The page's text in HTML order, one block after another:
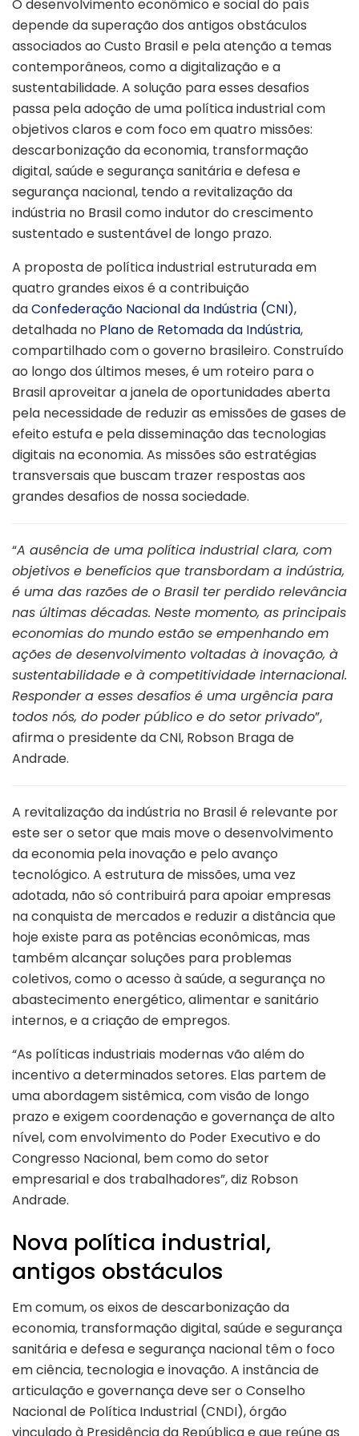
O desenvolvimento econômico e social do país
depende da superação dos antigos obstáculos
associados ao Custo Brasil e pela atenção a temas
contemporâneos, como a digitalização e a
sustentabilidade. A solução para esses desafios
passa pela adoção de uma política industrial com
objetivos claros e com foco em quatro missões:
descarbonização da economia, transformação
digital, saúde e segurança sanitária e defesa e
segurança nacional, tendo a revitalização da
indústria no Brasil como indutor do crescimento
sustentado e sustentável de longo prazo.
A proposta de política industrial estruturada em
quatro grandes eixos é a contribuição
daConfederação Nacional da Indústria (CNI),
detalhada no Plano de Retomada da Indústria,
compartilhado com o governo brasileiro. Construído
ao longo dos últimos meses, é um roteiro para o
Brasil aproveitar a janela de oportunidades aberta
pela necessidade de reduzir as emissões de gases de
efeito estufa e pela disseminação das tecnologias
digitais na economia. As missões são estratégias
transversais que buscam trazer respostas aos
grandes desafios de nossa sociedade.
“A ausência de uma política industrial clara, com
objetivos e benefícios que transbordam a indústria,
é uma das razões de o Brasil ter perdido relevância
nas últimas décadas. Neste momento, as principais
economias do mundo estão se empenhando em
ações de desenvolvimento voltadas à inovação, à
sustentabilidade e à competitividade internacional.
Responder a esses desafios é uma urgência para
todos nós, do poder público e do setor privado”,
afirma o presidente da CNI, Robson Braga de
Andrade.
A revitalização da indústria no Brasil é relevante por
este ser o setor que mais move o desenvolvimento
da economia pela inovação e pelo avanço
tecnológico. A estrutura de missões, uma vez
adotada, não só contribuirá para apoiar empresas
na conquista de mercados e reduzir a distância que
hoje existe para as potências econômicas, mas
também alcançar soluções para problemas
coletivos, como o acesso à saúde, a segurança no
abastecimento energético, alimentar e sanitário
internos, e a criação de empregos.
“As políticas industriais modernas vão além do
incentivo a determinados setores. Elas partem de
uma abordagem sistêmica, com visão de longo
prazo e exigem coordenação e governança de alto
nível, com envolvimento do Poder Executivo e do
Congresso Nacional, bem como do setor
empresarial e dos trabalhadores”, diz Robson
Andrade.
Nova política industrial,
antigos obstáculos
Em comum, os eixos de descarbonização da
economia, transformação digital, saúde e segurança
sanitária e defesa e segurança nacional têm o foco
em ciência, tecnologia e inovação. A instância de
articulação e governança deve ser o Conselho
Nacional de Política Industrial (CNDI), órgão